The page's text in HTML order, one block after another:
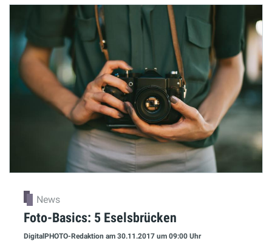
News
Foto-Basics: 5 Eselsbrücken
DigitalPHOTO-Redaktion am 30.11.2017 um 09:00 Uhr